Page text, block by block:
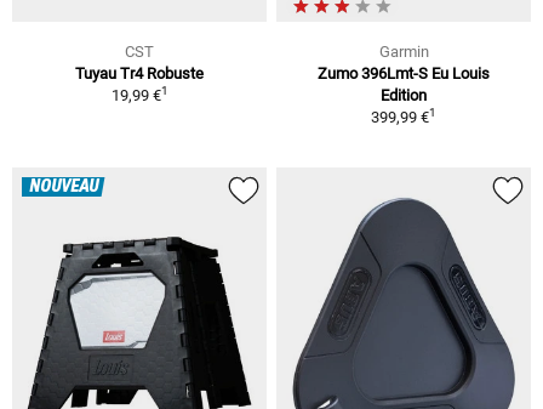
CST
Tuyau Tr4 Robuste
19,99 €1
Garmin
Zumo 396Lmt-S Eu Louis
Edition
399,99 €1
NOUVEAU